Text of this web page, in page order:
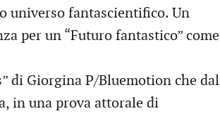
universo fantascientifico. Un
per un “Futuro fantastico” come
di Giorgina P/Bluemotion che dal
in una prova attorale di